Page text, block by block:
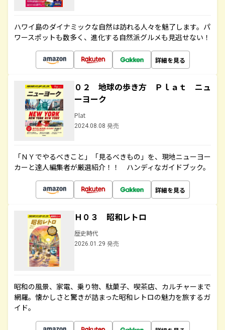
ハワイ島のダイナミックな自然は訪れる人々を魅了します。パ
ワースポットも数多く、進化する自然派グルメも見逃せない！
詳細を見る
０２ 地球の歩き方 Ｐｌａｔ ニュ
ーヨーク
Plat
2024.08.08 発売
「ＮＹでやるべきこと」「見るべきもの」を、現地ニューヨー
カーと達人編集者が厳選紹介！！ ハンディなガイドブック。
詳細を見る
Ｈ０３ 昭和レトロ
歴史時代
2026.01.29 発売
昭和の風景、家電、乗り物、駄菓子、喫茶店、カルチャーまで
網羅。懐かしさと驚きが詰まった昭和レトロの魅力を旅するガ
イド。